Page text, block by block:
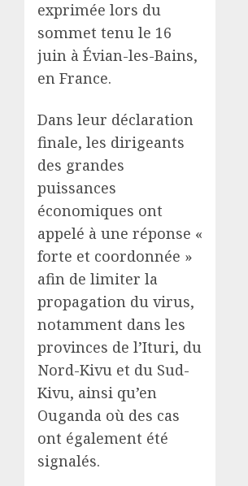
exprimée lors du
sommet tenu le 16
juin à Évian-les-Bains,
en France.
Dans leur déclaration
finale, les dirigeants
des grandes
puissances
économiques ont
appelé à une réponse «
forte et coordonnée »
afin de limiter la
propagation du virus,
notamment dans les
provinces de l’Ituri, du
Nord-Kivu et du Sud-
Kivu, ainsi qu’en
Ouganda où des cas
ont également été
signalés.